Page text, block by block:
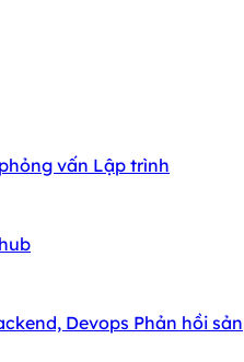
vấn Lập trình
Devops Phản hồi sản